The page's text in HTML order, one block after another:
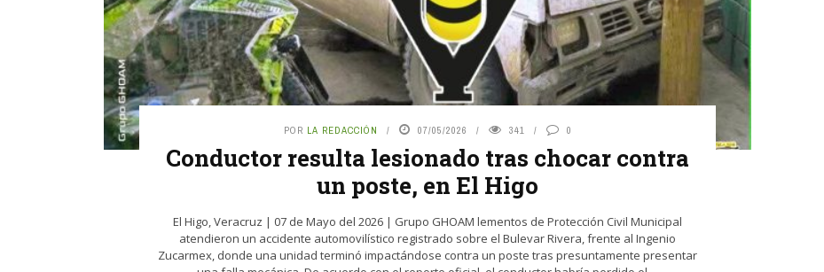
POR LA REDACCIÓN 07/05/2026 341 0
Conductor resulta lesionado tras chocar contra
un poste, en El Higo
El Higo, Veracruz | 07 de Mayo del 2026 | Grupo GHOAM lementos de Protección Civil Municipal
atendieron un accidente automovilístico registrado sobre el Bulevar Rivera, frente al Ingenio
Zucarmex, donde una unidad terminó impactándose contra un poste tras presuntamente presentar